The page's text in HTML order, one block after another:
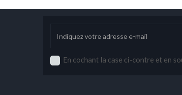
En cochant la case ci-contre et en